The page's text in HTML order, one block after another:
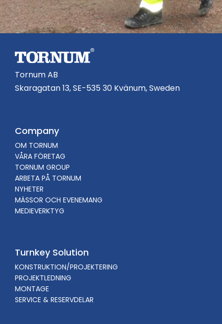
Tornum AB
Skaragatan 13, SE-535 30 Kvänum, Sweden
Company
OM TORNUM
VÅRA FÖRETAG
TORNUM GROUP
ARBETA PÅ TORNUM
NYHETER
MÄSSOR OCH EVENEMANG
MEDIEVERKTYG
Turnkey Solution
KONSTRUKTION/PROJEKTERING
PROJEKTLEDNING
MONTAGE
SERVICE & RESERVDELAR